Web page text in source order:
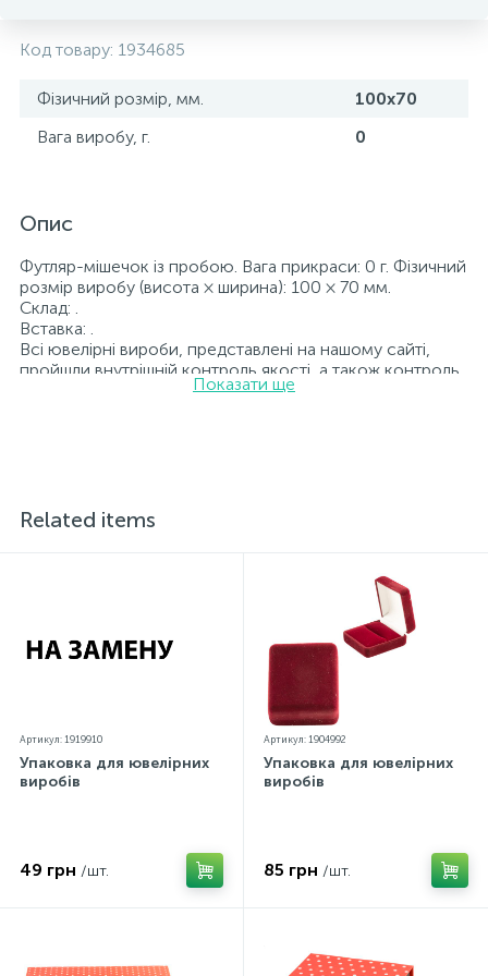
Код товару: 1934685
Фізичний розмір, мм.
100х70
Вага виробу, г.
0
Опис
Футляр-мішечок із пробою. Вага прикраси: 0 г. Фізичний
розмір виробу (висота × ширина): 100 × 70 мм.
Склад: .
Вставка: .
Всі ювелірні вироби, представлені на нашому сайті,
пройшли внутрішній контроль якості, а також контроль
державної пробірної служби України, на всіх виробах
Показати ще
Related items
Артикул: 1919910
Упаковка для ювелірних
виробів
49 грн /шт.
Артикул: 1904992
Упаковка для ювелірних
виробів
85 грн /шт.